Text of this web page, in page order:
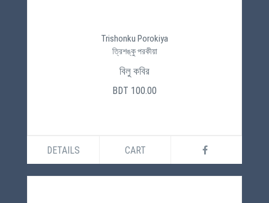
Trishonku Porokiya
ত্রিশঙ্কু পরকীয়া
বিলু কবির
BDT 100.00
DETAILS CART